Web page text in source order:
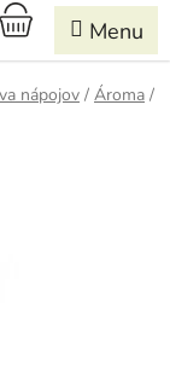
NÁKUPNÝ
KOŠÍK
nápojov / Ároma /